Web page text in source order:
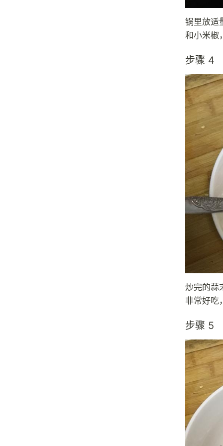
锅里放适
和小米椒
步骤 4
炒完的蒜
非常好吃
步骤 5